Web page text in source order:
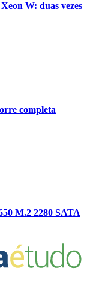
W: duas vezes
completa
M.2 2280 SATA